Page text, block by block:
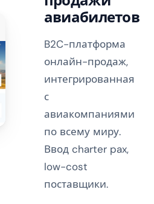
авиабилетов
B2C-платформа
онлайн-продаж,
интегрированная
с
авиакомпаниями
по всему миру.
Ввод charter pax,
low-cost
поставщики.